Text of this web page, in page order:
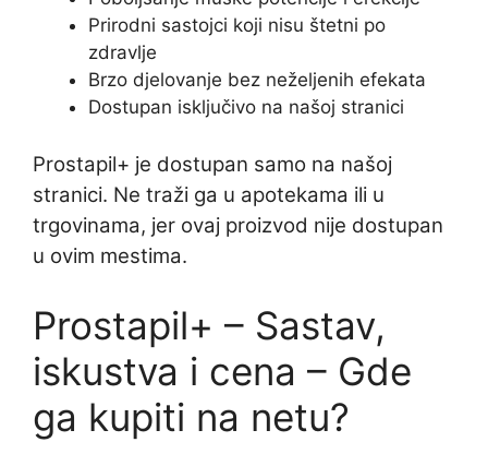
Prirodni sastojci koji nisu štetni po
zdravlje
Brzo djelovanje bez neželjenih efekata
Dostupan isključivo na našoj stranici
Prostapil+ je dostupan samo na našoj
stranici. Ne traži ga u apotekama ili u
trgovinama, jer ovaj proizvod nije dostupan
u ovim mestima.
Prostapil+ – Sastav,
iskustva i cena – Gde
ga kupiti na netu?